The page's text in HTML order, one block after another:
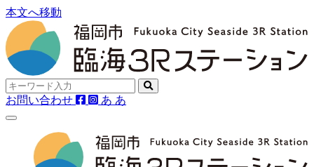
本文へ移動
お問い合わせ あ あ